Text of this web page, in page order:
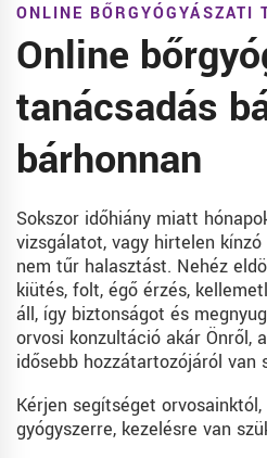
ONLINE BŐRGYÓGYÁSZATI
Online
tanácsadás
bárhonnan
Sokszor időhiány miatt
vizsgálatot, vagy hirtelen
nem tűr halasztást. Nehéz
kiütés, folt, égő érzés,
áll, így biztonságot és
orvosi konzultáció akár Önről,
idősebb hozzátartozójáról van
Kérjen segítséget
gyógyszerre, kezelésre van